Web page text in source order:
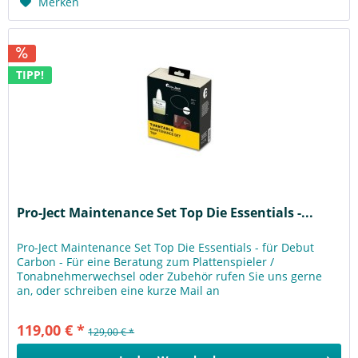
TIPP!
Pro-Ject Maintenance Set Top Die Essentials -...
Pro-Ject Maintenance Set Top Die Essentials - für Debut
Carbon - Für eine Beratung zum Plattenspieler /
Tonabnehmerwechsel oder Zubehör rufen Sie uns gerne
an, oder schreiben eine kurze Mail an
119,00 € * 129,00 € *